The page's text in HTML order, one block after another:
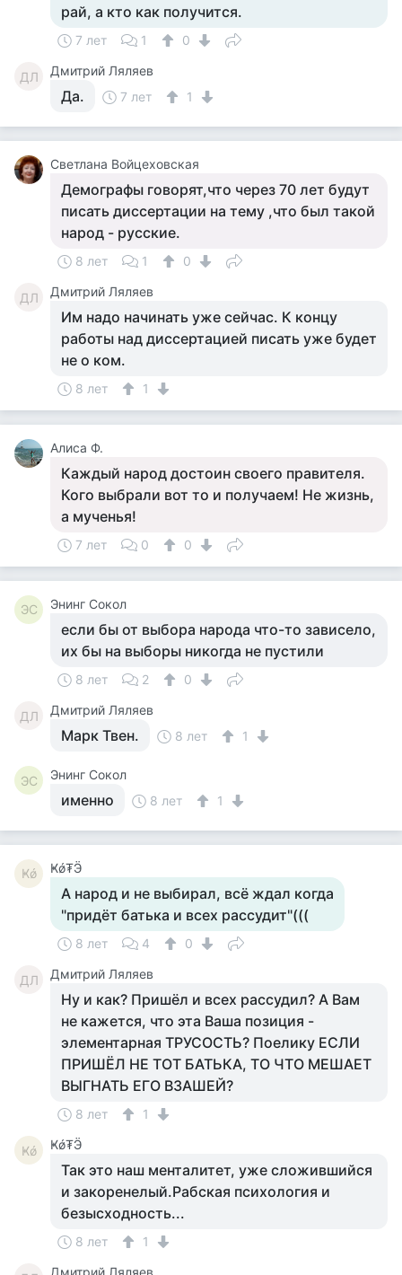
рай, а кто как получится.
7 лет 1 0
ДЛ Дмитрий Ляляев
Да. 7 лет 1
Светлана Войцеховская
Демографы говорят,что через 70 лет будут
писать диссертации на тему ,что был такой
народ - русские.
8 лет 1 0
ДЛ Дмитрий Ляляев
Им надо начинать уже сейчас. К концу
работы над диссертацией писать уже будет
не о ком.
8 лет 1
Алиса Ф.
Каждый народ достоин своего правителя.
Кого выбрали вот то и получаем! Не жизнь,
а мученья!
7 лет 0 0
ЭС Энинг Сокол
если бы от выбора народа что-то зависело,
их бы на выборы никогда не пустили
8 лет 2 0
ДЛ Дмитрий Ляляев
Марк Твен. 8 лет 1
ЭС Энинг Сокол
именно 8 лет 1
Ҝǿ Ҝǿ₮Ӭ
А народ и не выбирал, всё ждал когда
"придёт батька и всех рассудит"(((
8 лет 4 0
ДЛ Дмитрий Ляляев
Ну и как? Пришёл и всех рассудил? А Вам
не кажется, что эта Ваша позиция -
элементарная ТРУСОСТЬ? Поелику ЕСЛИ
ПРИШЁЛ НЕ ТОТ БАТЬКА, ТО ЧТО МЕШАЕТ
ВЫГНАТЬ ЕГО ВЗАШЕЙ?
8 лет 1
Ҝǿ Ҝǿ₮Ӭ
Так это наш менталитет, уже сложившийся
и закоренелый.Рабская психология и
безысходность...
8 лет 1
Дмитрий Ляляев